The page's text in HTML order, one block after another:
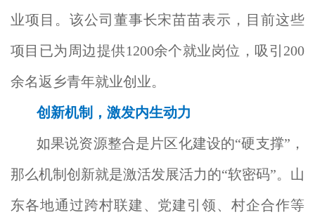
业项目。该公司董事长宋苗苗表示，目前这些
项目已为周边提供1200余个就业岗位，吸引200
余名返乡青年就业创业。
创新机制，激发内生动力
如果说资源整合是片区化建设的“硬支撑”，
那么机制创新就是激活发展活力的“软密码”。山
东各地通过跨村联建、党建引领、村企合作等